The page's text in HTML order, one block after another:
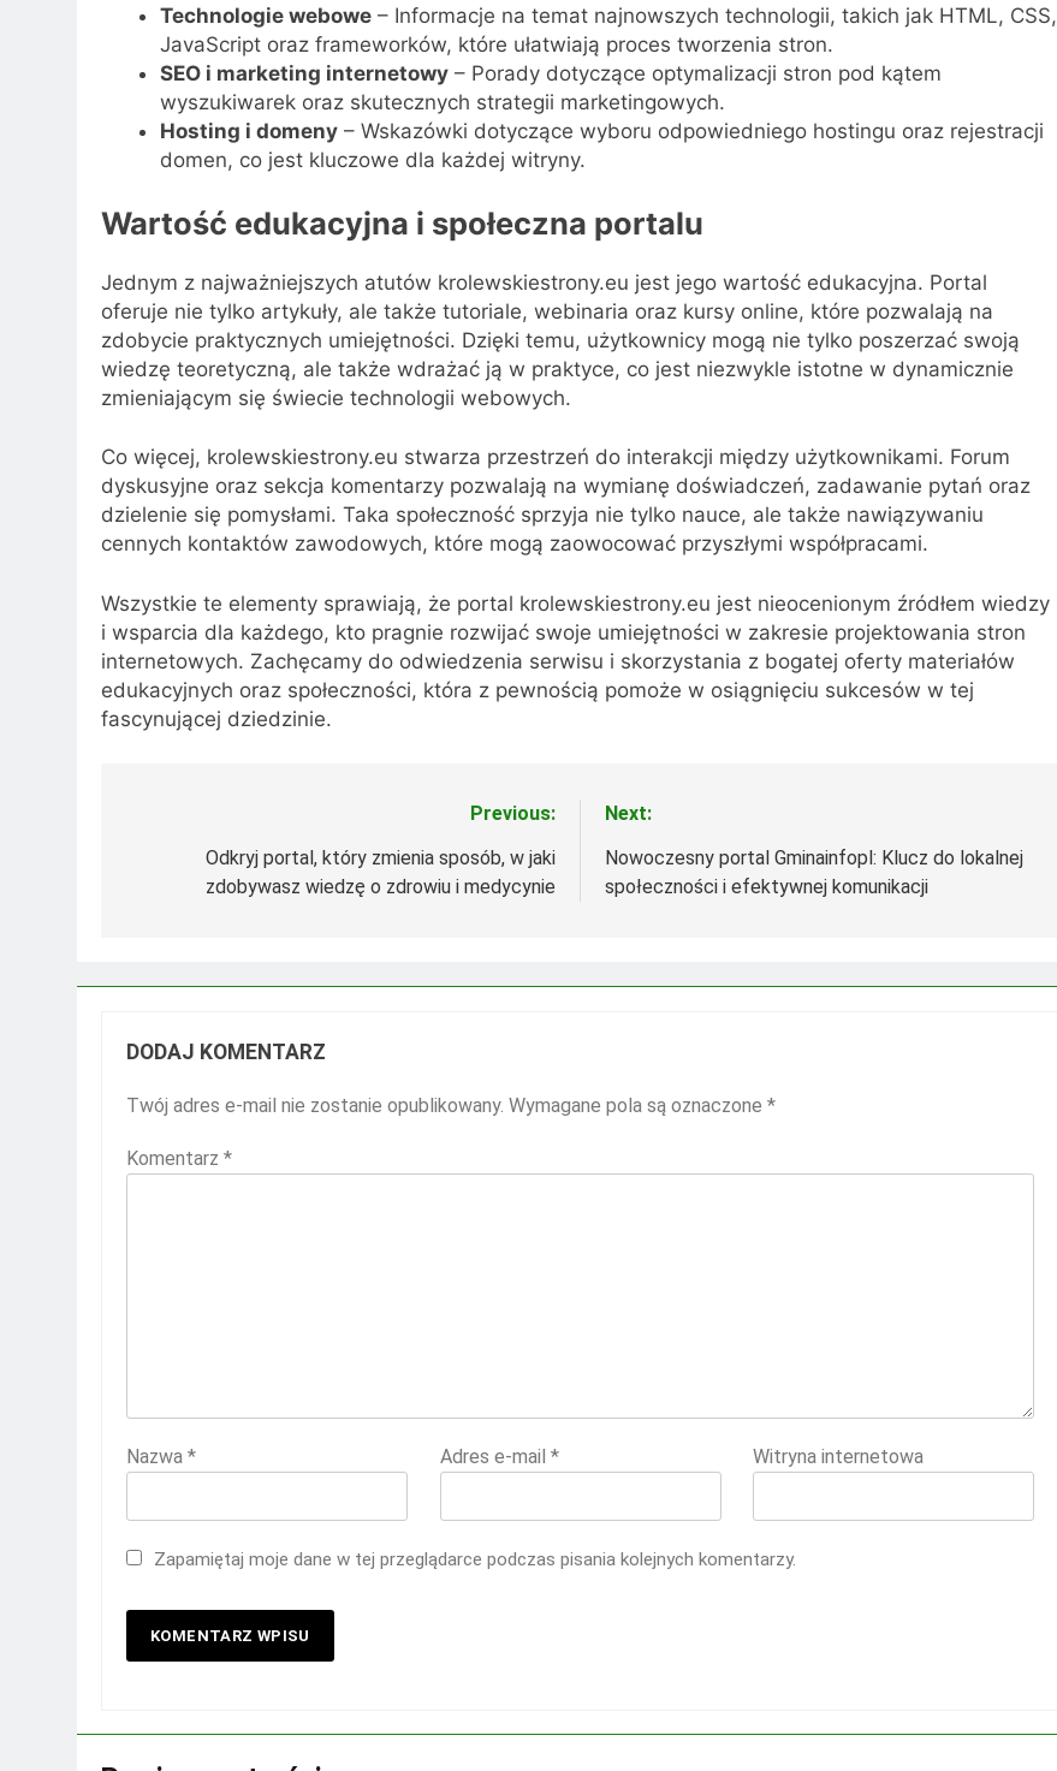
Technologie webowe– Informacje na temat najnowszych technologii, takich jak HTML, CSS,
JavaScript oraz frameworków, które ułatwiają proces tworzenia stron.
SEO i marketing internetowy– Porady dotyczące optymalizacji stron pod kątem
wyszukiwarek oraz skutecznych strategii marketingowych.
Hosting i domeny– Wskazówki dotyczące wyboru odpowiedniego hostingu oraz rejestracji
domen, co jest kluczowe dla każdej witryny.
Wartość edukacyjna i społeczna portalu
Jednym z najważniejszych atutów krolewskiestrony.eu jest jego wartość edukacyjna. Portal
oferuje nie tylko artykuły, ale także tutoriale, webinaria oraz kursy online, które pozwalają na
zdobycie praktycznych umiejętności. Dzięki temu, użytkownicy mogą nie tylko poszerzać swoją
wiedzę teoretyczną, ale także wdrażać ją w praktyce, co jest niezwykle istotne w dynamicznie
zmieniającym się świecie technologii webowych.
Co więcej, krolewskiestrony.eu stwarza przestrzeń do interakcji między użytkownikami. Forum
dyskusyjne oraz sekcja komentarzy pozwalają na wymianę doświadczeń, zadawanie pytań oraz
dzielenie się pomysłami. Taka społeczność sprzyja nie tylko nauce, ale także nawiązywaniu
cennych kontaktów zawodowych, które mogą zaowocować przyszłymi współpracami.
Wszystkie te elementy sprawiają, że portal krolewskiestrony.eu jest nieocenionym źródłem wiedzy
i wsparcia dla każdego, kto pragnie rozwijać swoje umiejętności w zakresie projektowania stron
internetowych. Zachęcamy do odwiedzenia serwisu i skorzystania z bogatej oferty materiałów
edukacyjnych oraz społeczności, która z pewnością pomoże w osiągnięciu sukcesów w tej
fascynującej dziedzinie.
Previous:
Odkryj portal, który zmienia sposób, w jaki
zdobywasz wiedzę o zdrowiu i medycynie
Next:
Nowoczesny portal Gminainfopl: Klucz do lokalnej
społeczności i efektywnej komunikacji
DODAJ KOMENTARZ
Twój adres e-mail nie zostanie opublikowany. Wymagane pola są oznaczone *
Komentarz *
Nazwa * Adres e-mail * Witryna internetowa
Zapamiętaj moje dane w tej przeglądarce podczas pisania kolejnych komentarzy.